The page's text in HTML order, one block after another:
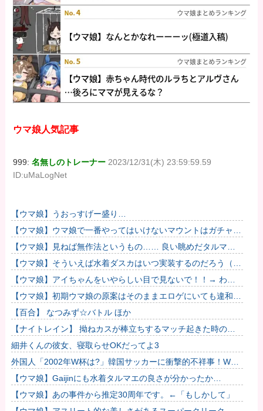
ウマ娘人気記事
999:名無しのトレーナー 2023/12/31(木) 23:59:59.59
ID:uMaLogNet
【ウマ娘】うおっすげー盛り…
【ウマ娘】ウマ娘で一番やってはいけないマウントはガチャで
も育成でもグッズでもなく、これ。
【ウマ娘】見ねば無作法というもの…… 良い眺めだタルマ
エ…（殴
【ウマ娘】そういえば水着ダスカはいつ実装するのだろう（ﾃﾞ
ｯｯｯ
【ウマ娘】アイちゃんをいやらしい目で見ないで！！→ わか
りました…
【ウマ娘】初期ウマ娘の原案はそのままエロゲにいても違和感
がないんだ。
【百合】 なつみず☆バトル ほか
【ナイトレイン】 拗ねカスが棒立ちするマッチ起きた時の対
処法
細井くんの彼女、寝取らせOKだってよ3
外国人「2002年W杯は?」韓国サッカーに衝撃的不祥事！W杯
予選でレフリーへの性的接待発覚！海外騒然！【海外の反応】
【ウマ娘】Gaijinにも水着タルマエの良さが分かったか…
【ウマ娘】あの事件から推定30周年です。←「もしかして」